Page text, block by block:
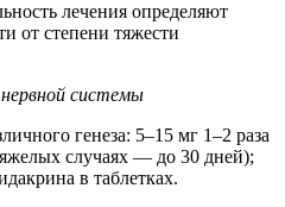
лечения определяют
от степени тяжести
нервной системы
генеза: 5–15 мг 1–2 раза
случаях — до 30 дней);
в таблетках.